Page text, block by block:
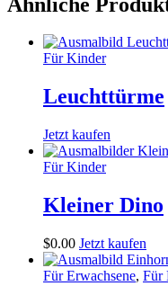
Für Kinder
Leuchttürme
Jetzt kaufen
Für Kinder
Kleiner Dino
$0.00 Jetzt kaufen
Für Erwachsene, Für